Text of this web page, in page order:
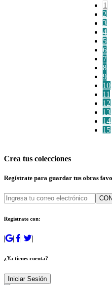
1
2
3
4
5
6
7
8
9
10
11
12
13
14
15
Crea tus colecciones
Regístrate para guardar tus obras
Regístrate con:
| | | |
¿Ya tienes cuenta?
Iniciar Sesión